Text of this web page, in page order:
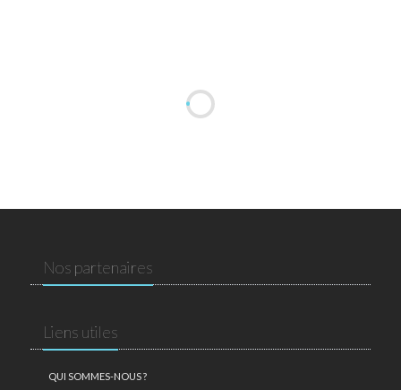
Nos partenaires
Liens utiles
QUI SOMMES-NOUS ?